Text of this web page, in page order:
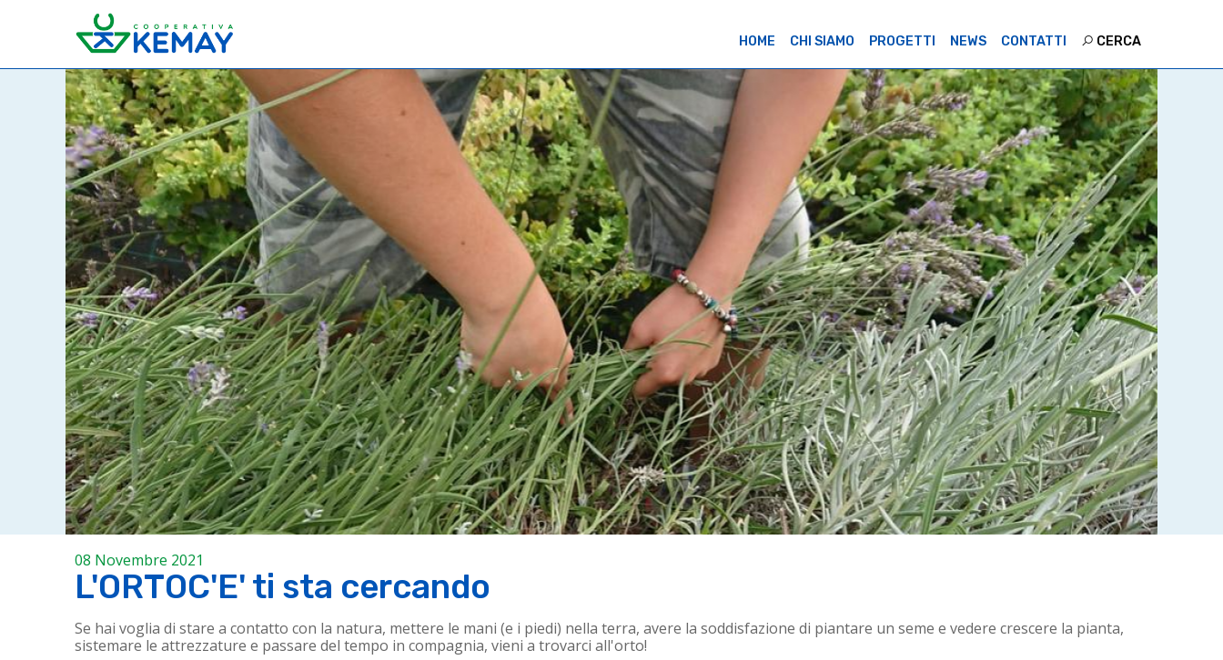
HOME CHI SIAMO PROGETTI NEWS CONTATTI CERCA
08 Novembre 2021
L'ORTOC'E' ti sta cercando
Se hai voglia di stare a contatto con la natura, mettere le mani (e i piedi) nella terra, avere la soddisfazione di piantare un seme e vedere crescere la pianta,
sistemare le attrezzature e passare del tempo in compagnia, vieni a trovarci all'orto!